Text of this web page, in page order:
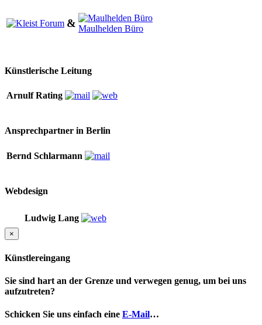
& Maulhelden Büro
Künstlerische Leitung
Arnulf Rating
Ansprechpartner in Berlin
Bernd Schlarmann
Webdesign
Ludwig Lang
×
Künstlereingang
Sie sind hart an der Grenze und verwegen genug, um bei uns
aufzutreten?
Schicken Sie uns einfach eine E-Mail